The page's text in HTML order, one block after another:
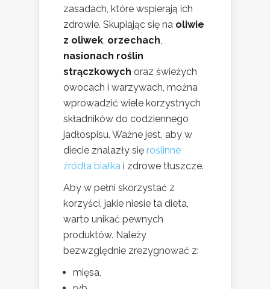
zasadach, które wspierają ich
zdrowie. Skupiając się na oliwie
z oliwek, orzechach,
nasionach roślin
strączkowych oraz świeżych
owocach i warzywach, można
wprowadzić wiele korzystnych
składników do codziennego
jadłospisu. Ważne jest, aby w
diecie znalazły się roślinne
źródła białka i zdrowe tłuszcze.
Aby w pełni skorzystać z
korzyści, jakie niesie ta dieta,
warto unikać pewnych
produktów. Należy
bezwzględnie zrezygnować z:
mięsa,